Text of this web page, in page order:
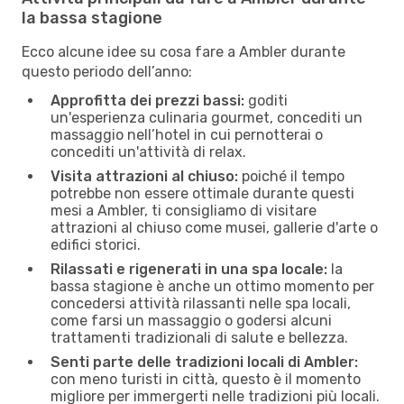
la bassa stagione
Ecco alcune idee su cosa fare a Ambler durante
questo periodo dell’anno:
Approfitta dei prezzi bassi: goditi
un'esperienza culinaria gourmet, concediti un
massaggio nell’hotel in cui pernotterai o
concediti un'attività di relax.
Visita attrazioni al chiuso: poiché il tempo
potrebbe non essere ottimale durante questi
mesi a Ambler, ti consigliamo di visitare
attrazioni al chiuso come musei, gallerie d'arte o
edifici storici.
Rilassati e rigenerati in una spa locale: la
bassa stagione è anche un ottimo momento per
concedersi attività rilassanti nelle spa locali,
come farsi un massaggio o godersi alcuni
trattamenti tradizionali di salute e bellezza.
Senti parte delle tradizioni locali di Ambler:
con meno turisti in città, questo è il momento
migliore per immergerti nelle tradizioni più locali.